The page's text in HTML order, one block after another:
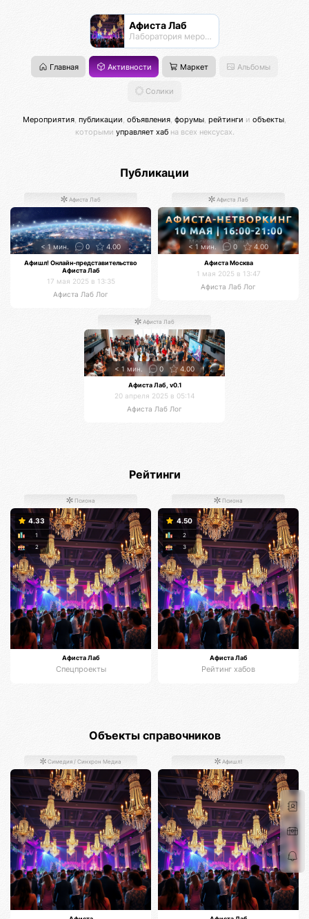
Афиста Лаб
Лаборатория мероприятий
Главная Активности Маркет Альбомы
Солики
Мероприятия публикации объявления форумы рейтинги и объекты
которыми управляет хабна всех нексусах.
Публикации
Афиста Лаб
< 1 мин. 0 4.00
Афишл! Онлайн-представительство
Афиста Лаб
17 мая 2025 в 13:35
Афиста Лаб Лог
Афиста Лаб
< 1 мин. 0 4.00
Афиста Москва
1 мая 2025 в 13:47
Афиста Лаб Лог
Афиста Лаб
< 1 мин. 0 4.00
Афиста Лаб, v0.1
20 апреля 2025 в 05:14
Афиста Лаб Лог
Рейтинги
Псиона
4.33
2
1
Афиста Лаб
Спецпроекты
Псиона
4.50
3
2
Афиста Лаб
Рейтинг хабов
Объекты справочников
Симедия / Синхрон Медиа Афишл!